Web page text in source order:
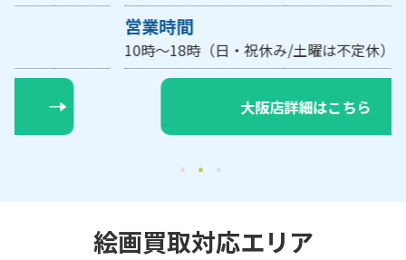
10時～18時（日・祝休み/土曜は不定休）【要予約】
大阪店詳細はこちら
絵画買取対応エリア